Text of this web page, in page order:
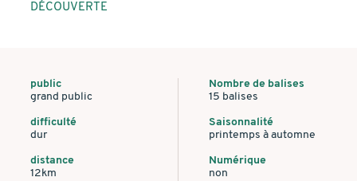
DÉCOUVERTE
public
grand public
difficulté
dur
distance
12km
Nombre de balises
15 balises
Saisonnalité
printemps à automne
Numérique
non